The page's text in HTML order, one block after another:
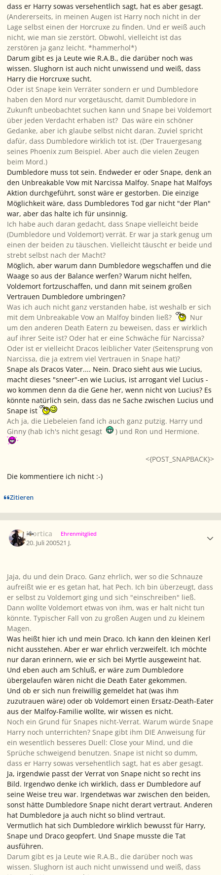
dass er Harry sowas versehentlich sagt, hat es aber gesagt.
(Andererseits, in meinen Augen ist Harry noch nicht in der
Lage selbst einen der Horcruxe zu finden. Und er weiß auch
nicht, wie man sie zerstört. Obwohl, vielleicht ist das
zerstören ja ganz leicht. *hammerhol*)
Darum gibt es ja Leute wie R.A.B., die darüber noch was
wissen. Slughorn ist auch nicht unwissend und weiß, dass
Harry die Horcruxe sucht.
Oder ist Snape kein Verräter sondern er und Dumbledore
haben den Mord nur vorgetäuscht, damit Dumbledore in
Zukunft unbeobachtet suchen kann und Snape bei Voldemort
über jeden Verdacht erhaben ist? Das wäre ein schöner
Gedanke, aber ich glaube selbst nicht daran. Zuviel spricht
dafür, dass Dumbledore wirklich tot ist. (Der Trauergesang
seines Phoenix zum Beispiel. Aber auch die vielen Zeugen
beim Mord.)
Dumbledore muss tot sein. Endweder er oder Snape, denk an
den Unbreakable Vow mit Narcissa Malfoy. Snape hat Malfoys
Aktion durchgeführt, sonst wäre er gestorben. Die einzige
Möglichkeit wäre, dass Dumbledores Tod gar nicht "der Plan"
war, aber das halte ich für unsinnig.
Ich habe auch daran gedacht, dass Snape vielleicht beide
(Dumbledore und Voldemort) verrät. Er war ja stark genug um
einen der beiden zu täuschen. Vielleicht täuscht er beide und
strebt selbst nach der Macht?
Möglich, aber warum dann Dumbledore wegschaffen und die
Waage so aus der Balance werfen? Warum nicht helfen,
Voldemort fortzuschaffen, und dann mit seinem großen
Vertrauen Dumbledore umbringen?
Was ich auch nicht ganz verstanden habe, ist weshalb er sich
mit dem Unbreakable Vow an Malfoy binden ließ?
Nur
um den anderen Death Eatern zu beweisen, dass er wirklich
auf ihrer Seite ist? Oder hat er eine Schwäche für Narcissa?
Oder ist er vielleicht Dracos leiblicher Vater (Seitensprung von
Narcissa, die ja extrem viel Vertrauen in Snape hat)?
Snape als Dracos Vater.... Nein. Draco sieht aus wie Lucius,
macht dieses "sneer"-en wie Lucius, ist arrogant viel Lucius -
wo kommen denn da die Gene her, wenn nicht von Lucius? Es
könnte natürlich sein, dass das ne Sache zwischen Lucius und
Snape ist
Ach ja, die Liebeleien fand ich auch ganz putzig. Harry und
Ginny (hab ich's nicht gesagt
) und Ron und Hermione.
<{POST_SNAPBACK}>
Die kommentiere ich nicht :-)
Zitieren
Mortica Ehrenmitglied
20. Juli 200521 J.
Jaja, du und dein Draco. Ganz ehrlich, wer so die Schnauze
aufreißt wie er es getan hat, hat Pech. Ich bin überzeugt, dass
er selbst zu Voldemort ging und sich "einschreiben" ließ.
Dann wollte Voldemort etwas von ihm, was er halt nicht tun
könnte. Typischer Fall von zu großen Augen und zu kleinem
Magen.
Was heißt hier ich und mein Draco. Ich kann den kleinen Kerl
nicht ausstehen. Aber er war ehrlich verzweifelt. Ich möchte
nur daran erinnern, wie er sich bei Myrtle ausgeweint hat.
Und eben auch am Schluß, er wäre zum Dumbledore
übergelaufen wären nicht die Death Eater gekommen.
Und ob er sich nun freiwillig gemeldet hat (was ihm
zuzutrauen wäre) oder ob Voldemort einen Ersatz-Death-Eater
aus der Malfoy-Familie wollte, wir wissen es nicht.
Noch ein Grund für Snapes nicht-Verrat. Warum würde Snape
Harry noch unterrichten? Snape gibt ihm DIE Anweisung für
ein wesentlich besseres Duell: Close your Mind, und die
Sprüche schweigend benutzen. Snape ist nicht so dumm,
dass er Harry sowas versehentlich sagt, hat es aber gesagt.
Ja, irgendwie passt der Verrat von Snape nicht so recht ins
Bild. Irgendwo denke ich wirklich, dass er Dumbledore auf
seine Weise treu war. Irgendetwas war zwischen den beiden,
sonst hätte Dumbledore Snape nicht derart vertraut. Anderen
hat Dumbledore ja auch nicht so blind vertraut.
Vermutlich hat sich Dumbledore wirklich bewusst für Harry,
Snape und Draco geopfert. Und Snape musste die Tat
ausführen.
Darum gibt es ja Leute wie R.A.B., die darüber noch was
wissen. Slughorn ist auch nicht unwissend und weiß, dass